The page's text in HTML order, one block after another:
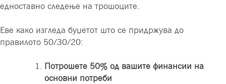
едноставно следење на трошоците.
Еве како изгледа буџетот што се придржува до
правилото 50/30/20:
Потрошете 50% од вашите финансии на
основни потреби